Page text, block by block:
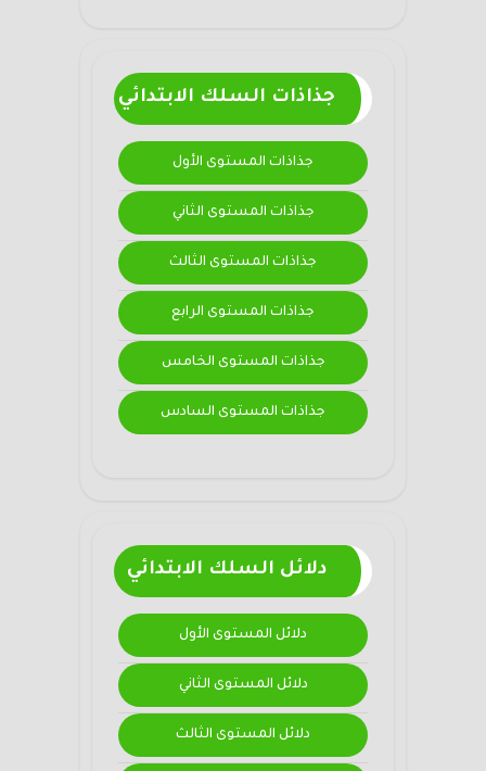
جذاذات السلك الابتدائي
جذاذات المستوى الأول
جذاذات المستوى الثاني
جذاذات المستوى الثالث
جذاذات المستوى الرابع
جذاذات المستوى الخامس
جذاذات المستوى السادس
دلائل السلك الابتدائي
دلائل المستوى الأول
دلائل المستوى الثاني
دلائل المستوى الثالث